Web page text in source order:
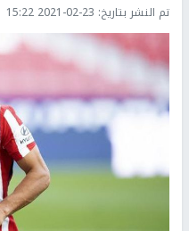
تم النشر بتاريخ: 2021-02-23 15:22